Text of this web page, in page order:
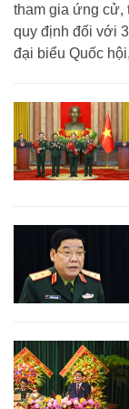
tham gia ứng cử,
quy định đối với
đại biểu Quốc